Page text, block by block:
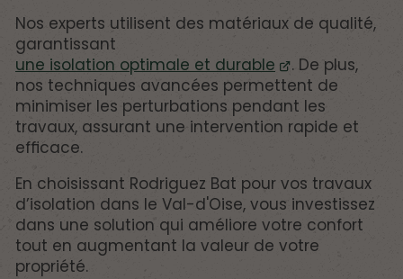
Nos experts utilisent des matériaux de qualité,
garantissant
une isolation optimale et durable
. De plus,
nos techniques avancées permettent de
minimiser les perturbations pendant les
travaux, assurant une intervention rapide et
efficace.
En choisissant Rodriguez Bat pour vos travaux
d’isolation dans le Val-d'Oise, vous investissez
dans une solution qui améliore votre confort
tout en augmentant la valeur de votre
propriété.